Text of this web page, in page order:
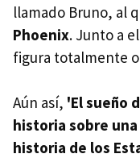
llamado Bruno, al
Phoenix. Junto a
figura totalmente
Aún así, 'El sueño
historia sobre
historia de los